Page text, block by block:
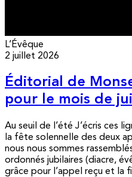
L’Évêque
2 juillet 2026
Éditorial de
pour le mois de
Au seuil de l’été J’écris ces
la fête solennelle des deux
nous nous sommes
ordonnés jubilaires (diacre,
grâce pour l’appel reçu et la